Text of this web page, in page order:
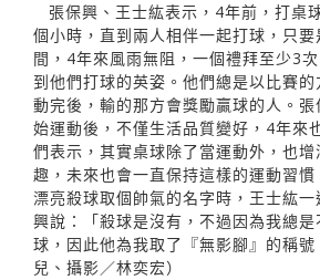
張保興、王士紘表示，4年前，打桌
個小時，直到兩人相伴一起打球，只
間，4年來風雨無阻，一個禮拜至少3
到他們打球的英姿。他們總是以比賽
動完後，輸的那方會獎勵贏球的人。
始運動後，不僅生活品質變好，4年來
們表示，其實桌球除了當運動外，也
趣，未來也會一直保持這樣的運動習
漂亮殺球取個帥氣的名字時，王士紘
興說：「殺球是沒有，不過因為我總
球，因此他為我取了『無影腳』的稱
兒、攝影／林奕宏）